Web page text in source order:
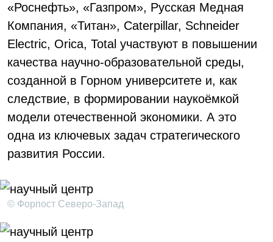
«Роснефть», «Газпром», Русская Медная
Компания, «Титан», Caterpillar, Schneider
Electric, Orica, Total участвуют в повышении
качества научно-образовательной среды,
созданной в Горном университете и, как
следствие, в формировании наукоёмкой
модели отечественной экономики. А это
одна из ключевых задач стратегического
развития России.
© Форпост Северо-Запад